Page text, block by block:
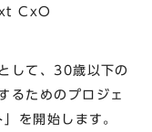
CxO
して、30歳以下の
るためのプロジェ
を開始します。